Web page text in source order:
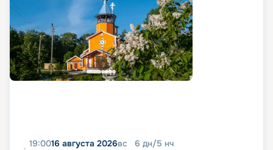
19:0016 августа 2026вс 6 дн/5 нч